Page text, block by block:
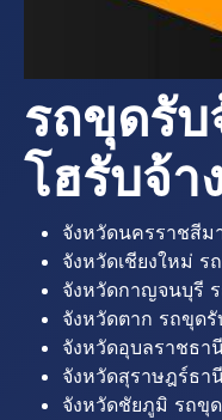
รถขุดรับ
โฮรับจ้า
จังหวัดนครราชสีม
จังหวัดเชียงใหม่ ร
จังหวัดกาญจนบุรี
จังหวัดตาก รถขุด
จังหวัดอุบลราชธา
จังหวัดสุราษฎร์ธา
จังหวัดชัยภูมิ รถขุ